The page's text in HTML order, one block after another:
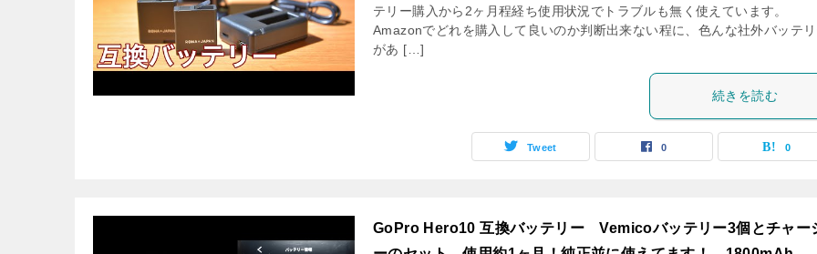
テリー購入から2ヶ月程経ち使用状況でトラブルも無く使えています。
Amazonでどれを購入して良いのか判断出来ない程に、色んな社外バッテ
があ […]
続きを読む
Tweet 0 0
GoPro Hero10 互換バッテリー Vemicoバッテリー3個とチャー